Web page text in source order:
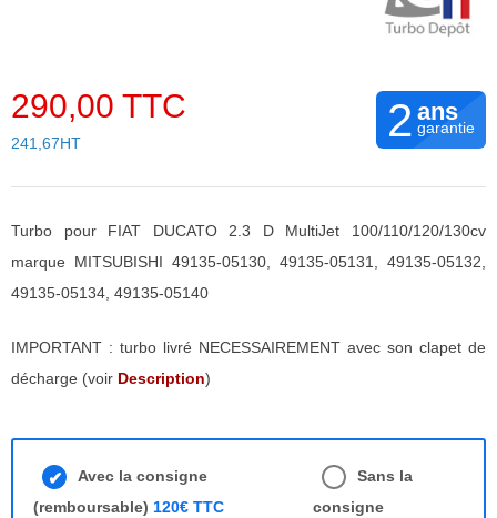
290,00 TTC
241,67HT 2 ans
garantie
Turbo pour FIAT DUCATO 2.3 D MultiJet 100/110/120/130cv
marque MITSUBISHI 49135-05130, 49135-05131, 49135-05132,
49135-05134, 49135-05140
IMPORTANT : turbo livré NECESSAIREMENT avec son clapet de
décharge (voir Description)
Avec la consigne
(remboursable) 120€ TTC
Sans la
consigne